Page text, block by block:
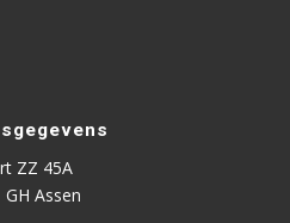
ZZ 45A
GH Assen